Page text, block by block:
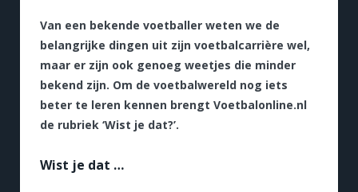
Van een bekende voetballer weten we de
belangrijke dingen uit zijn voetbalcarrière wel,
maar er zijn ook genoeg weetjes die minder
bekend zijn. Om de voetbalwereld nog iets
beter te leren kennen brengt Voetbalonline.nl
de rubriek ‘Wist je dat?’.
Wist je dat …